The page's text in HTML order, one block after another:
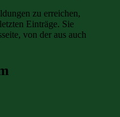
zu erreichen,
Einträge. Sie
von der aus auch